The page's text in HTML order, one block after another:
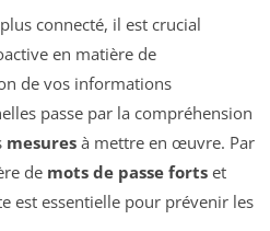
connecté, il est crucial
en matière de
de vos informations
passe par la compréhension
mesures à mettre en œuvre. Par
de mots de passe forts et
est essentielle pour prévenir les